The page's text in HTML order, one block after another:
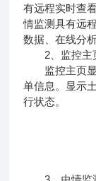
有远程实时查
情监测具有远
数据、在线分
2、监控主
监控主页显
单信息。显示
行状态。